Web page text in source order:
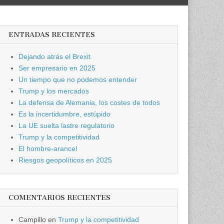
ENTRADAS RECIENTES
Dejando atrás el Brexit
Ser empresario en 2025
Un tiempo que no podemos entender
Trump y los mercados
La defensa de Alemania, los costes de todos
Es la incertidumbre, estúpido
La UE suelta lastre regulatorio
Trump y la competitividad
El hombre-arancel
Riesgos geopolíticos en 2025
COMENTARIOS RECIENTES
Campillo enTrump y la competitividad